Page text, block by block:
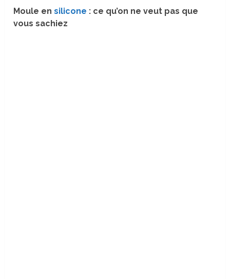
Moule ensilicone : ce qu’on ne veut pas que
vous sachiez